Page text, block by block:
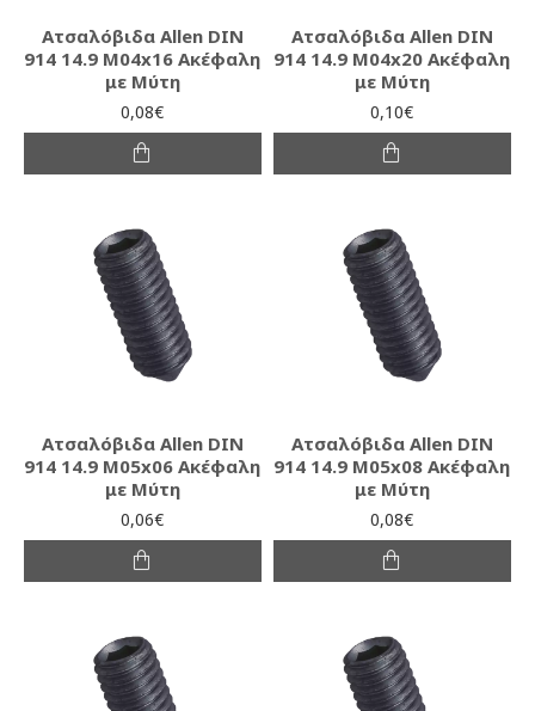
Ατσαλόβιδα Allen DIN
914 14.9 M04x16 Ακέφαλη
με Μύτη
0,08€
Ατσαλόβιδα Allen DIN
914 14.9 M04x20 Ακέφαλη
με Μύτη
0,10€
Ατσαλόβιδα Allen DIN
914 14.9 M05x06 Ακέφαλη
με Μύτη
0,06€
Ατσαλόβιδα Allen DIN
914 14.9 M05x08 Ακέφαλη
με Μύτη
0,08€